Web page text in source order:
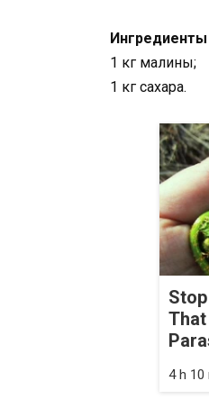
Ингредиенты
1 кг малины;
1 кг сахара.
4 h 10